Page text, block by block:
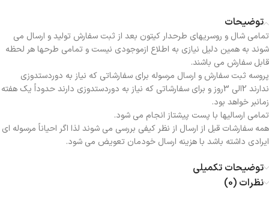
توضیحات
تمامی شال و روسریهای طرحدار کیتون بعد از ثبت سفارش تولید و ارسال می
شوند به همین دلیل نیازی به اطلاع ازموجودی نیست و تمامی طرحها هر لحظه
قابل سفارش می باشند.
پروسه ثبت سفارش و ارسال مرسوله برای سفارشاتی که نیاز به دوردستدوزی
ندارند 2الی 3روز و برای سفارشاتی که نیاز به دوردستدوزی دارند حدوداً یک هفته
زمانبر خواهد بود.
تمامی ارسالیها با پست پیشتاز انجام می شود.
همه سفارشات قبل از ارسال از نظر کیفی بررسی می شوند لذا اگر احیاناً مرسوله ای
ایرادی داشته باشد با هزینه ارسال خودمان تعویض می شود.
توضیحات تکمیلی
نظرات (0)